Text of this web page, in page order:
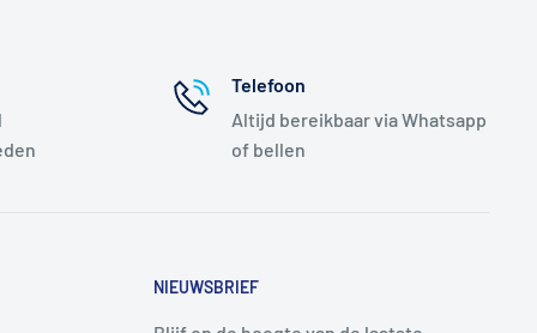
Telefoon
Altijd bereikbaar via Whatsapp
of bellen
NIEUWSBRIEF